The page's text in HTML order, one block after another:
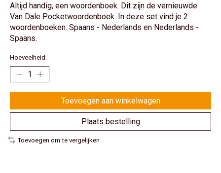
Altijd handig, een woordenboek. Dit zijn de vernieuwde
Van Dale Pocketwoordenboek. In deze set vind je 2
woordenboeken: Spaans - Nederlands en Nederlands -
Spaans.
Hoeveelheid:
Toevoegen aan winkelwagen
Plaats bestelling
Toevoegen om te vergelijken